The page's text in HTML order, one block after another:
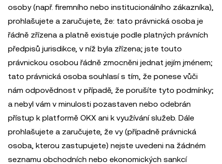
osoby (např. firemního nebo institucionálního zákazníka),
prohlašujete a zaručujete, že: tato právnická osoba je
řádně zřízena a platně existuje podle platných právních
předpisů jurisdikce, v níž byla zřízena; jste touto
právnickou osobou řádně zmocněni jednat jejím jménem;
tato právnická osoba souhlasí s tím, že ponese vůči
nám odpovědnost v případě, že porušíte tyto podmínky;
a nebyl vám v minulosti pozastaven nebo odebrán
přístup k platformě OKX ani k využívání služeb. Dále
prohlašujete a zaručujete, že vy (případně právnická
osoba, kterou zastupujete) nejste uvedeni na žádném
seznamu obchodních nebo ekonomických sankcí